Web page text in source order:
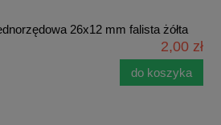
26x12 mm falista żółta
2,00 zł
do koszyka